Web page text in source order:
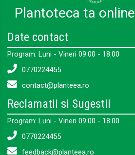
Plantoteca ta online
Date contact
Program: Luni - Vineri 09:00 - 18:00
0770224455
contact@planteea.ro
Reclamatii si Sugestii
Program: Luni - Vineri 09:00 - 18:00
0770224455
feedback@planteea.ro